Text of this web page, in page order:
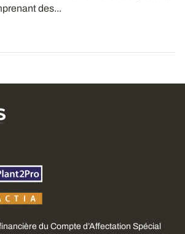
des...
du Compte d’Affectation Spécial